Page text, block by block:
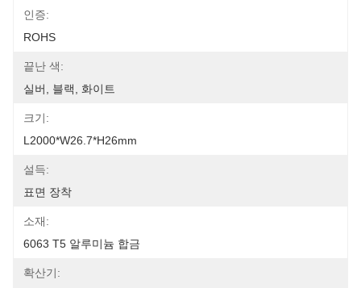
인증:
ROHS
끝난 색:
실버, 블랙, 화이트
크기:
L2000*W26.7*H26mm
설득:
표면 장착
소재:
6063 T5 알루미늄 합금
확산기: